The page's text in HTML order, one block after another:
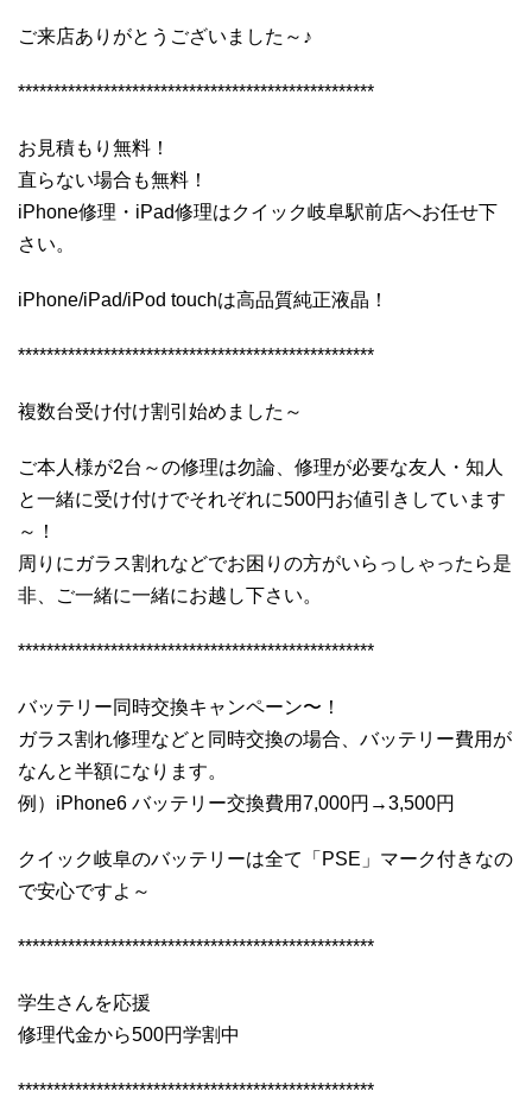
ご来店ありがとうございました～♪
**************************************************
お見積もり無料！
直らない場合も無料！
iPhone修理・iPad修理はクイック岐阜駅前店へお任せ下
さい。
iPhone/iPad/iPod touchは高品質純正液晶！
**************************************************
複数台受け付け割引始めました～
ご本人様が2台～の修理は勿論、修理が必要な友人・知人
と一緒に受け付けでそれぞれに500円お値引きしています
～！
周りにガラス割れなどでお困りの方がいらっしゃったら是
非、ご一緒に一緒にお越し下さい。
**************************************************
バッテリー同時交換キャンペーン〜！
ガラス割れ修理などと同時交換の場合、バッテリー費用が
なんと半額になります。
例）iPhone6 バッテリー交換費用7,000円→3,500円
クイック岐阜のバッテリーは全て「PSE」マーク付きなの
で安心ですよ～
**************************************************
学生さんを応援
修理代金から500円学割中
**************************************************